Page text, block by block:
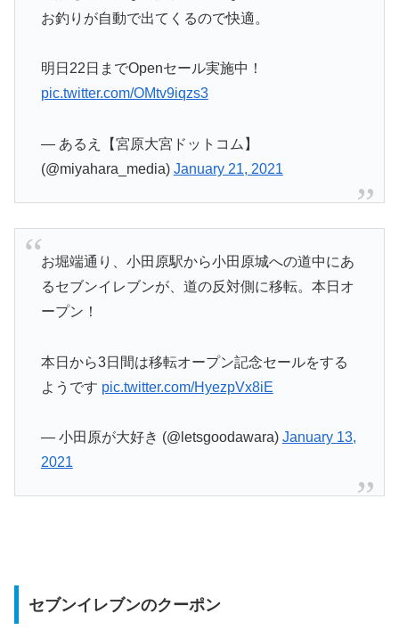
お釣りが自動で出てくるので快適。
明日22日までOpenセール実施中！
pic.twitter.com/OMtv9iqzs3
— あるえ【宮原大宮ドットコム】
(@miyahara_media) January 21, 2021
お堀端通り、小田原駅から小田原城への道中にあ
るセブンイレブンが、道の反対側に移転。本日オ
ープン！
本日から3日間は移転オープン記念セールをする
ようです pic.twitter.com/HyezpVx8iE
— 小田原が大好き (@letsgoodawara) January 13,
2021
セブンイレブンのクーポン